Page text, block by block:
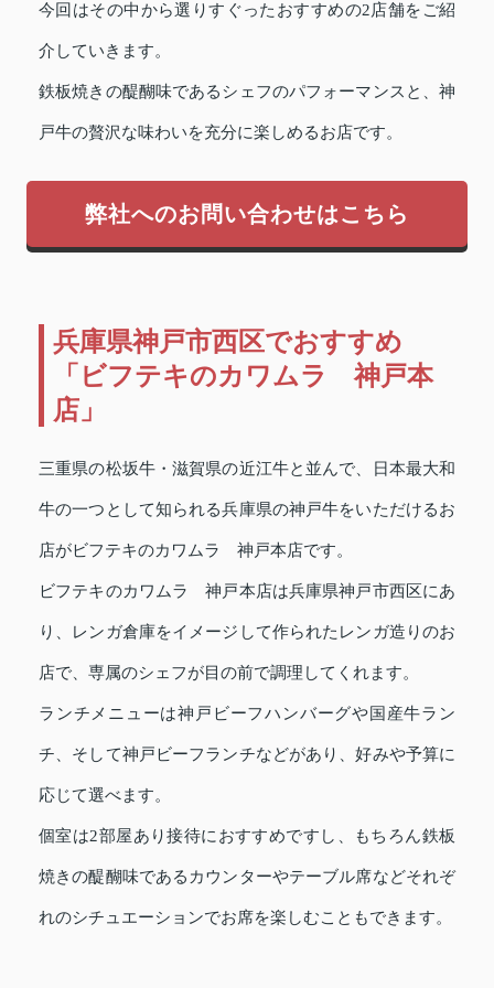
今回はその中から選りすぐったおすすめの2店舗をご紹
介していきます。
鉄板焼きの醍醐味であるシェフのパフォーマンスと、神
戸牛の贅沢な味わいを充分に楽しめるお店です。
弊社へのお問い合わせはこちら
兵庫県神戸市西区でおすすめ
「ビフテキのカワムラ 神戸本
店」
三重県の松坂牛・滋賀県の近江牛と並んで、日本最大和
牛の一つとして知られる兵庫県の神戸牛をいただけるお
店がビフテキのカワムラ 神戸本店です。
ビフテキのカワムラ 神戸本店は兵庫県神戸市西区にあ
り、レンガ倉庫をイメージして作られたレンガ造りのお
店で、専属のシェフが目の前で調理してくれます。
ランチメニューは神戸ビーフハンバーグや国産牛ラン
チ、そして神戸ビーフランチなどがあり、好みや予算に
応じて選べます。
個室は2部屋あり接待におすすめですし、もちろん鉄板
焼きの醍醐味であるカウンターやテーブル席などそれぞ
れのシチュエーションでお席を楽しむこともできます。